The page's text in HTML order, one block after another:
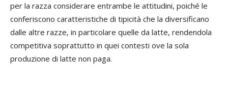
per la razza considerare entrambe le attitudini, poiché le
conferiscono caratteristiche di tipicità che la diversificano
dalle altre razze, in particolare quelle da latte, rendendola
competitiva soprattutto in quei contesti ove la sola
produzione di latte non paga.